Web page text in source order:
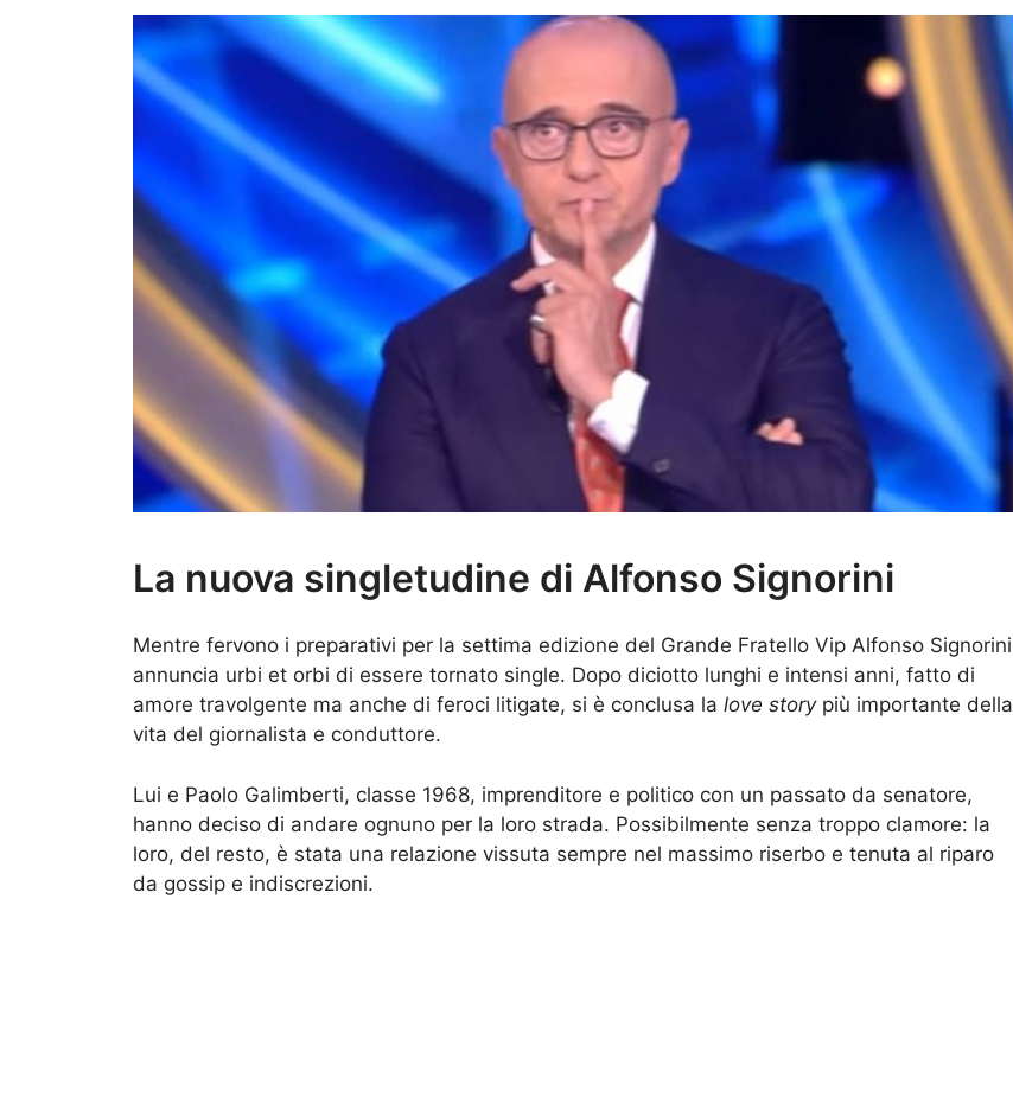
La nuova singletudine di Alfonso Signorini
Mentre fervono i preparativi per la settima edizione del Grande Fratello Vip Alfonso Signorini
annuncia urbi et orbi di essere tornato single. Dopo diciotto lunghi e intensi anni, fatto di
amore travolgente ma anche di feroci litigate, si è conclusa la love storypiù importante della
vita del giornalista e conduttore.
Lui e Paolo Galimberti, classe 1968, imprenditore e politico con un passato da senatore,
hanno deciso di andare ognuno per la loro strada. Possibilmente senza troppo clamore: la
loro, del resto, è stata una relazione vissuta sempre nel massimo riserbo e tenuta al riparo
da gossip e indiscrezioni.